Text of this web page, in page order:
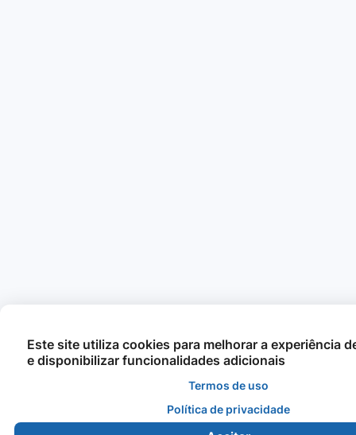
Este site utiliza cookies para melhorar a experiência
e disponibilizar funcionalidades adicionais
Termos de uso
Política de privacidade